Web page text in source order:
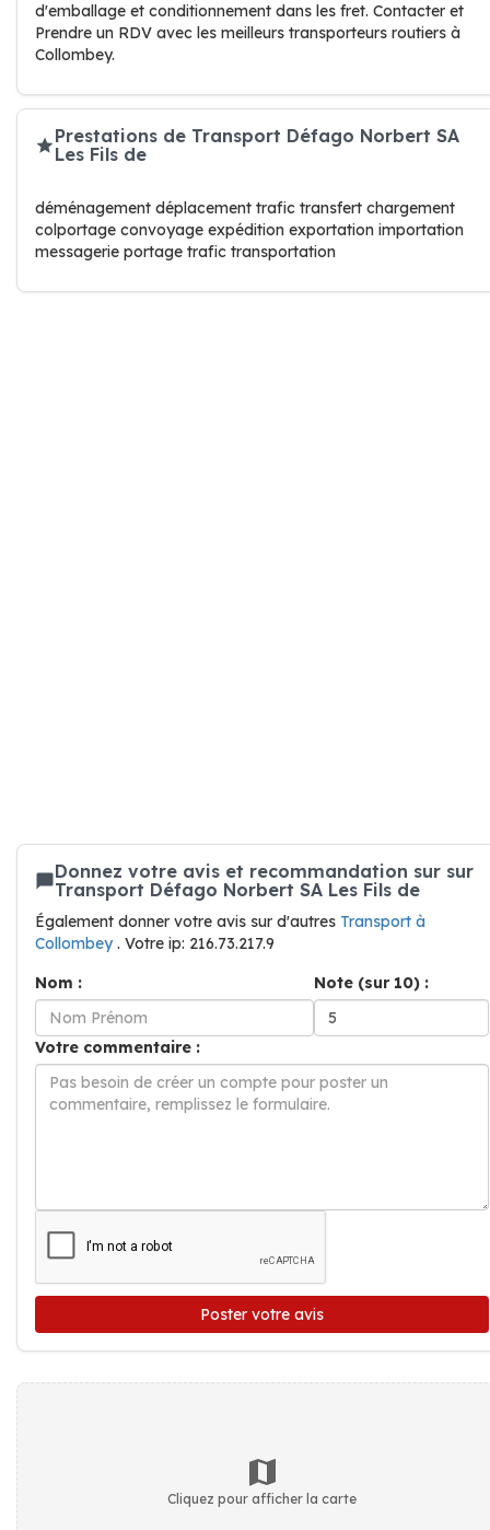
d'emballage et conditionnement dans les fret. Contacter et
Prendre un RDV avec les meilleurs transporteurs routiers à
Collombey.
Prestations de Transport Défago Norbert SA
Les Fils de
déménagement déplacement trafic transfert chargement
colportage convoyage expédition exportation importation
messagerie portage trafic transportation
Donnez votre avis et recommandation sur sur
Transport Défago Norbert SA Les Fils de
Également donner votre avis sur d'autres Transport à
Collombey. Votre ip: 216.73.217.9
Nom :
Note (sur 10) :
Votre commentaire :
Poster votre avis
Cliquez pour afficher la carte